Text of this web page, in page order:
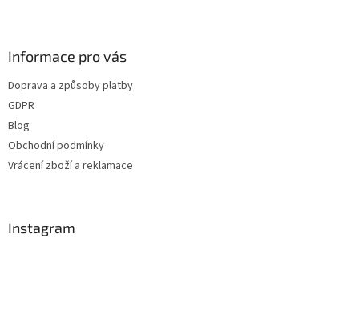
Informace pro vás
Doprava a způsoby platby
GDPR
Blog
Obchodní podmínky
Vrácení zboží a reklamace
Instagram